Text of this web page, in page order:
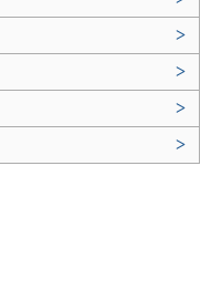
>
>
>
>